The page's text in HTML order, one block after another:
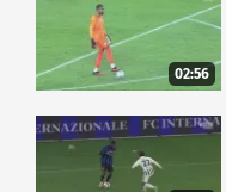
02:56